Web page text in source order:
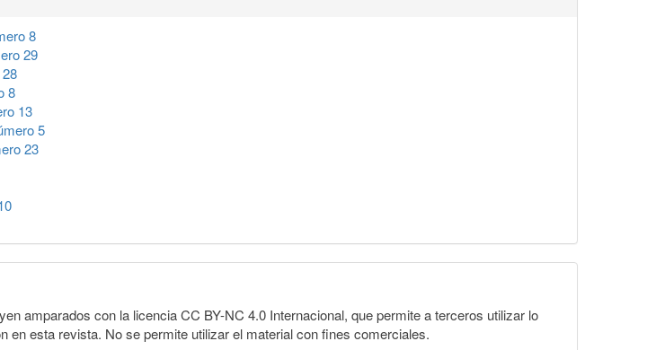
8
29
8
13
5
23
amparados con la licencia CC BY-NC 4.0 Internacional, que permite a terceros utilizar lo
en esta revista. No se permite utilizar el material con fines comerciales.